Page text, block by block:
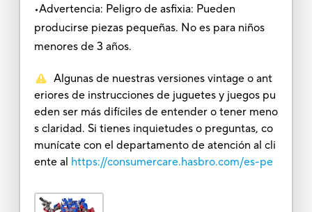
•Advertencia: Peligro de asfixia: Pueden
producirse piezas pequeñas. No es para niños
menores de 3 años.
Algunas de nuestras versiones vintage o ant
eriores de instrucciones de juguetes y juegos pu
eden ser más difíciles de entender o tener meno
s claridad. Si tienes inquietudes o preguntas, co
munícate con el departamento de atención al cli
ente al https://consumercare.hasbro.com/es-pe